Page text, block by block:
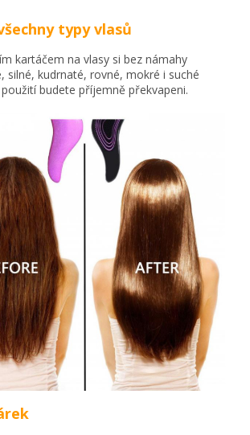
typy vlasů
kartáčem na vlasy si bez námahy
silné, kudrnaté, rovné, mokré i suché
budete příjemně překvapeni.